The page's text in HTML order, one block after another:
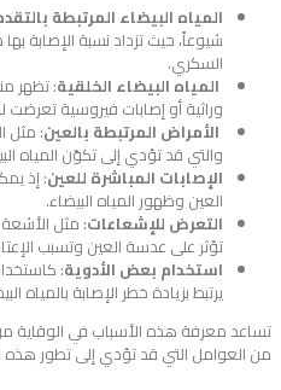
المياه البيضاء المرتبطة
شيوعاً، حيث تزداد نسبة الإصابة
السكري.
المياه البيضاء الخلقية: تظهر
وراثية أو إصابات فيروسية تعرضت
الأمراض المرتبطة بالعين: مثل
والتي قد تؤدي إلى تكوّن المياه
الإصابات المباشرة للعين: إذ
العين وظهور المياه البيضاء.
التعرض للإشعاعات: مثل
تؤثر على عدسة العين وتسبب
استخدام بعض الأدوية:
يرتبط بزيادة خطر الإصابة بالمياه
تساعد معرفة هذه الأسباب في الوقاية من
من العوامل التي قد تؤدي إلى تطور هذه